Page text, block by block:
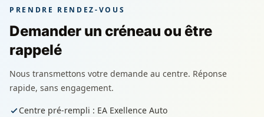
PRENDRE RENDEZ-VOUS
Demander un créneau ou être
rappelé
Nous transmettons votre demande au centre. Réponse
rapide, sans engagement.
Centre pré-rempli : EA Exellence Auto